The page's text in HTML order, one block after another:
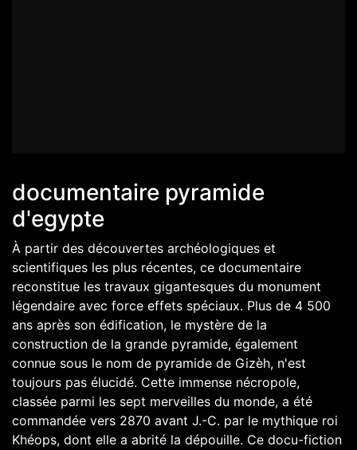
documentaire pyramide
d'egypte
À partir des découvertes archéologiques et
scientifiques les plus récentes, ce documentaire
reconstitue les travaux gigantesques du monument
légendaire avec force effets spéciaux. Plus de 4 500
ans après son édification, le mystère de la
construction de la grande pyramide, également
connue sous le nom de pyramide de Gizèh, n'est
toujours pas élucidé. Cette immense nécropole,
classée parmi les sept merveilles du monde, a été
commandée vers 2870 avant J.-C. par le mythique roi
Khéops, dont elle a abrité la dépouille. Ce docu-fiction